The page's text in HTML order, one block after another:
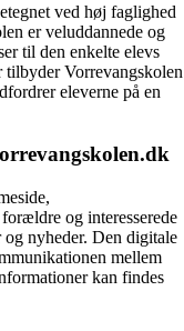
ved høj faglighed
er veluddannede og
til den enkelte elevs
Vorrevangskolen
eleverne på en
og interesserede
nyheder. Den digitale
mellem
kan findes